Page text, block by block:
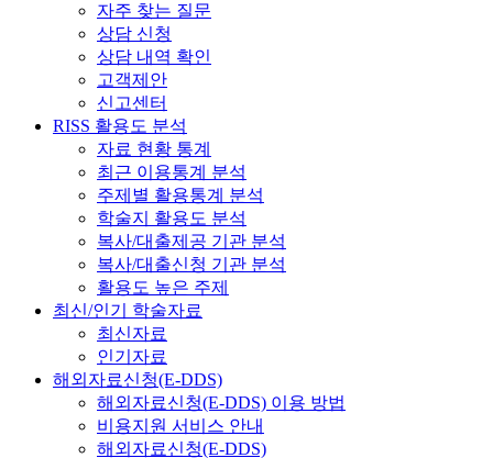
자주 찾는 질문
상담 신청
상담 내역 확인
고객제안
신고센터
RISS 활용도 분석
자료 현황 통계
최근 이용통계 분석
주제별 활용통계 분석
학술지 활용도 분석
복사/대출제공 기관 분석
복사/대출신청 기관 분석
활용도 높은 주제
최신/인기 학술자료
최신자료
인기자료
해외자료신청(E-DDS)
해외자료신청(E-DDS) 이용 방법
비용지원 서비스 안내
해외자료신청(E-DDS)